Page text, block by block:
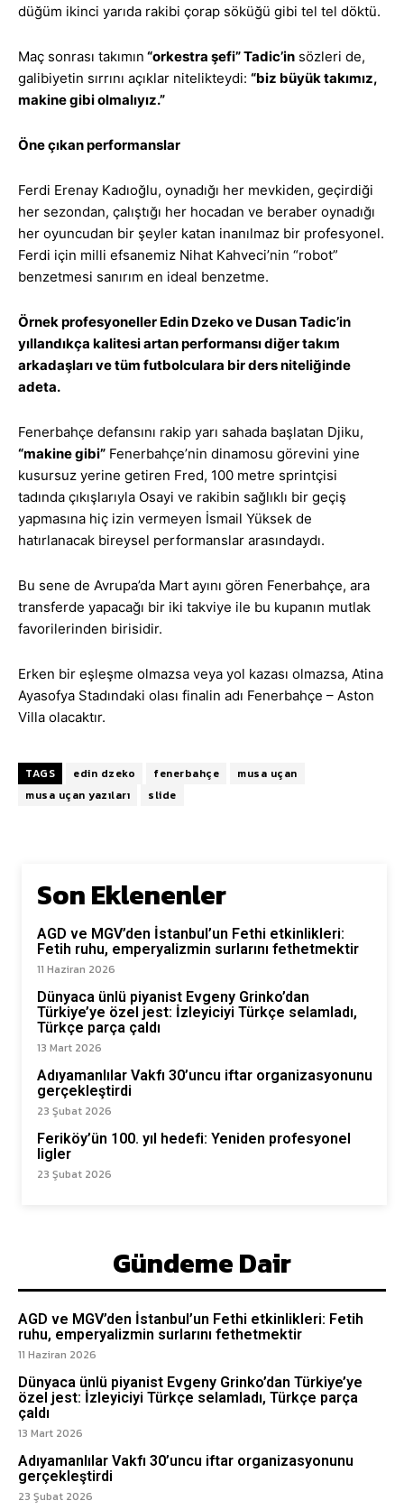
düğüm ikinci yarıda rakibi çorap söküğü gibi tel tel döktü.
Maç sonrası takımın “orkestra şefi” Tadic’in sözleri de,
galibiyetin sırrını açıklar nitelikteydi: “biz büyük takımız,
makine gibi olmalıyız.”
Öne çıkan performanslar
Ferdi Erenay Kadıoğlu, oynadığı her mevkiden, geçirdiği
her sezondan, çalıştığı her hocadan ve beraber oynadığı
her oyuncudan bir şeyler katan inanılmaz bir profesyonel.
Ferdi için milli efsanemiz Nihat Kahveci’nin “robot”
benzetmesi sanırım en ideal benzetme.
Örnek profesyoneller Edin Dzeko ve Dusan Tadic’in
yıllandıkça kalitesi artan performansı diğer takım
arkadaşları ve tüm futbolculara bir ders niteliğinde
adeta.
Fenerbahçe defansını rakip yarı sahada başlatan Djiku,
“makine gibi” Fenerbahçe’nin dinamosu görevini yine
kusursuz yerine getiren Fred, 100 metre sprintçisi
tadında çıkışlarıyla Osayi ve rakibin sağlıklı bir geçiş
yapmasına hiç izin vermeyen İsmail Yüksek de
hatırlanacak bireysel performanslar arasındaydı.
Bu sene de Avrupa’da Mart ayını gören Fenerbahçe, ara
transferde yapacağı bir iki takviye ile bu kupanın mutlak
favorilerinden birisidir.
Erken bir eşleşme olmazsa veya yol kazası olmazsa, Atina
Ayasofya Stadındaki olası finalin adı Fenerbahçe – Aston
Villa olacaktır.
TAGS edin dzeko fenerbahçe
musa uçan
musa uçan yazıları
slide
Son Eklenenler
AGD ve MGV’den İstanbul’un Fethi etkinlikleri:
Fetih ruhu, emperyalizmin surlarını fethetmektir
11 Haziran 2026
Dünyaca ünlü piyanist Evgeny Grinko’dan
Türkiye’ye özel jest: İzleyiciyi Türkçe selamladı,
Türkçe parça çaldı
13 Mart 2026
Adıyamanlılar Vakfı 30’uncu iftar organizasyonunu
gerçekleştirdi
23 Şubat 2026
Feriköy’ün 100. yıl hedefi: Yeniden profesyonel
ligler
23 Şubat 2026
Gündeme Dair
AGD ve MGV’den İstanbul’un Fethi etkinlikleri: Fetih
ruhu, emperyalizmin surlarını fethetmektir
11 Haziran 2026
Dünyaca ünlü piyanist Evgeny Grinko’dan Türkiye’ye
özel jest: İzleyiciyi Türkçe selamladı, Türkçe parça
çaldı
13 Mart 2026
Adıyamanlılar Vakfı 30’uncu iftar organizasyonunu
gerçekleştirdi
23 Şubat 2026